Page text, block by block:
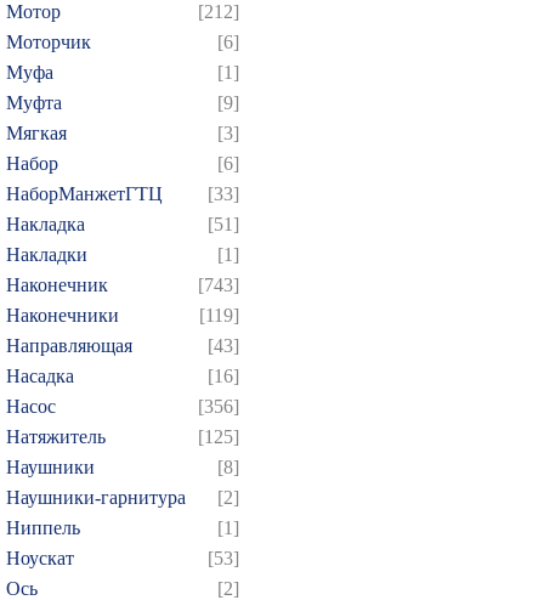
Мотор
[212]
Моторчик
[6]
Муфа
[1]
Муфта
[9]
Мягкая
[3]
Набор
[6]
НаборМанжетГТЦ
[33]
Накладка
[51]
Накладки
[1]
Наконечник
[743]
Наконечники
[119]
Направляющая
[43]
Насадка
[16]
Насос
[356]
Натяжитель
[125]
Наушники
[8]
Наушники-гарнитура
[2]
Ниппель
[1]
Ноускат
[53]
Оcь
[2]